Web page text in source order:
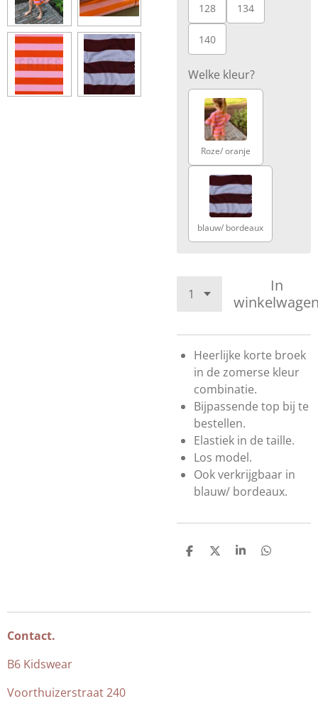
128 134
140
Welke kleur?
Roze/ oranje
blauw/ bordeaux
In
Heerlijke korte broek
in de zomerse kleur
combinatie.
Bijpassende top bij te
bestellen.
Elastiek in de taille.
Los model.
Ook verkrijgbaar in
blauw/ bordeaux.
D
D
S
D
Contact.
B6 Kidswear
Voorthuizerstraat 240